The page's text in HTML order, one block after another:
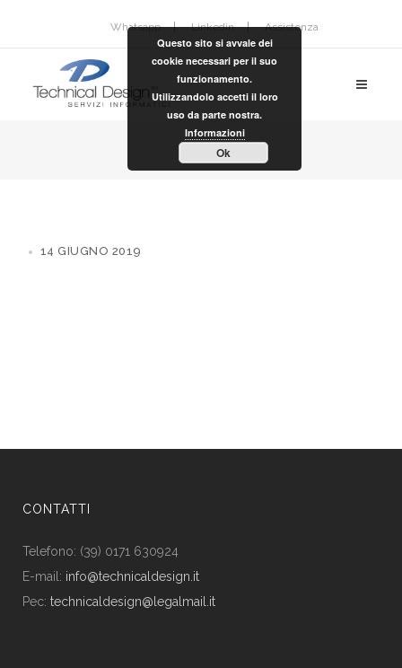
Whatsapp Linkedin Assistenza
14 GIUGNO 2019
CONTATTI
Telefono: (39) 0171 630924
E-mail: info@technicaldesign.it
Pec: technicaldesign@legalmail.it
Questo sito si avvale dei
cookie necessari per il suo
funzionamento.
Utilizzandolo accetti il loro
uso da parte nostra.
Informazioni
Ok